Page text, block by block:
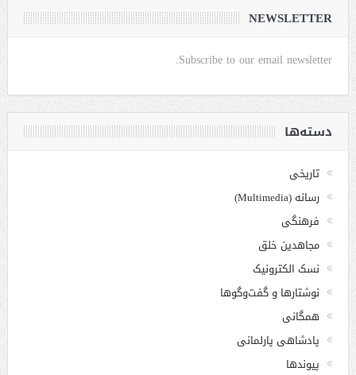
NEWSLETTER
Subscribe to our email newsletter.
دسته‌ها
تاریخی
رسانه (Multimedia)
فرهنگی
مجاهدین خلق
نسک الکترونیک
نوشتارها و گفت‌وگوها
همگانی
پادشاهی پارلمانی
پیوندها